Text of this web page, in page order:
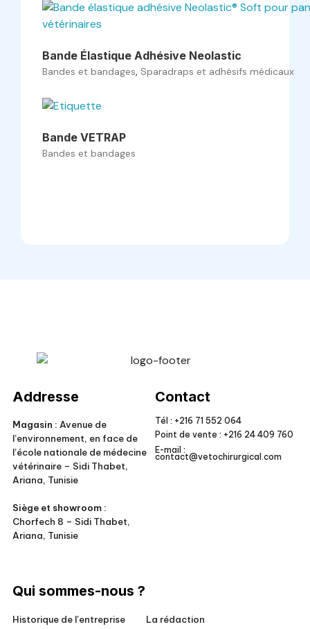
Bande Élastique Adhésive Neolastic
Bandes et bandages, Sparadraps et adhésifs médicaux
Bande VETRAP
Bandes et bandages
Addresse
Magasin : Avenue de
l’environnement, en face de
l’école nationale de médecine
vétérinaire – Sidi Thabet,
Ariana, Tunisie
Siège et showroom :
Chorfech 8 – Sidi Thabet,
Ariana, Tunisie
Contact
Tél : +216 71 552 064
Point de vente : +216 24 409 760
E-mail :
contact@vetochirurgical.com
Qui sommes-nous ?
Historique de l'entreprise
La rédaction